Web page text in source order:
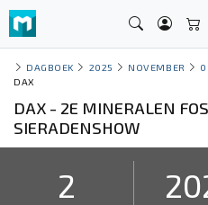
DAGBOEK 2025 NOVEMBER
DAX
DAX - 2E MINERALEN
SIERADENSHOW
2